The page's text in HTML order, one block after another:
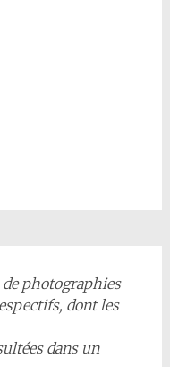
photographies
dont les
dans un